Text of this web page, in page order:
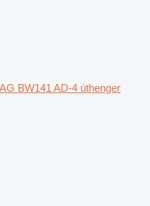
BW141 AD-4 úthenger